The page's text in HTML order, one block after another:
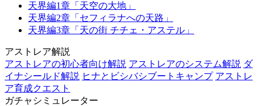
天界編1章「天空の大地」
天界編2章「セフィラナへの天路」
天界編3章「天の街 チチェ・アステル」
アストレア解説
アストレアの初心者向け解説 アストレアのシステム解説 ダ
イナシールド解説 ヒナとビシバシブートキャンプ アストレ
ア育成クエスト
ガチャシミュレーター